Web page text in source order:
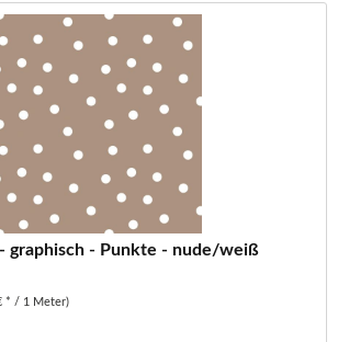
graphisch - Punkte - nude/weiß
* / 1 Meter)